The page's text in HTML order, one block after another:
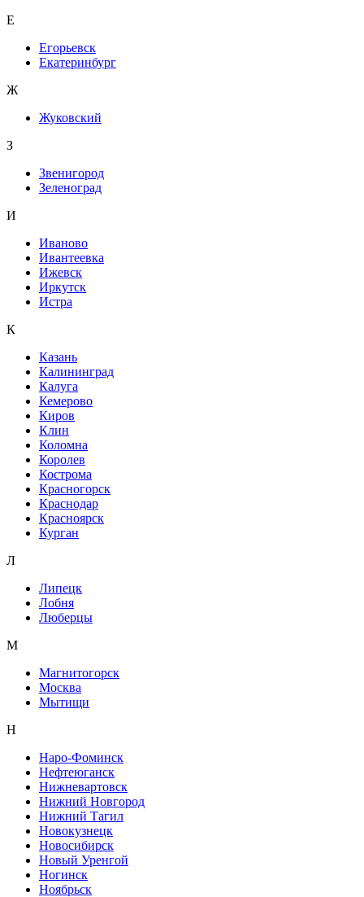
Е
Егорьевск
Екатеринбург
Ж
Жуковский
З
Звенигород
Зеленоград
И
Иваново
Ивантеевка
Ижевск
Иркутск
Истра
К
Казань
Калининград
Калуга
Кемерово
Киров
Клин
Коломна
Королев
Кострома
Красногорск
Краснодар
Красноярск
Курган
Л
Липецк
Лобня
Люберцы
М
Магнитогорск
Москва
Мытищи
Н
Наро-Фоминск
Нефтеюганск
Нижневартовск
Нижний Новгород
Нижний Тагил
Новокузнецк
Новосибирск
Новый Уренгой
Ногинск
Ноябрьск